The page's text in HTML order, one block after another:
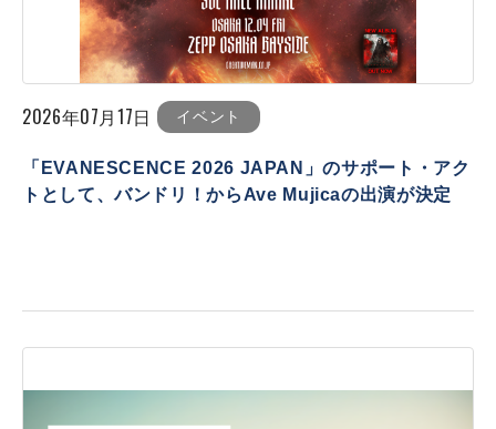
2026年07月17日 イベント
「EVANESCENCE 2026 JAPAN」のサポート・アク
トとして、バンドリ！からAve Mujicaの出演が決定